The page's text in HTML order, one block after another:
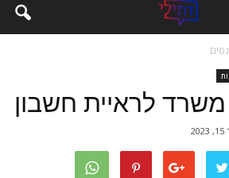
משרד לראיית חשבון